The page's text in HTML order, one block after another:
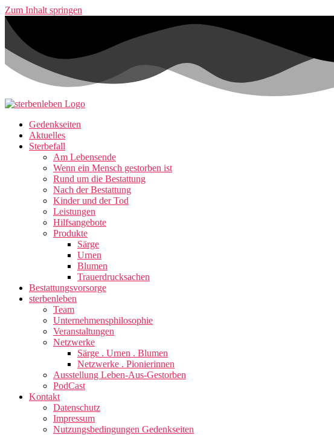
Zum Inhalt springen
Gedenkseiten
Aktuelles
Sterbefall
Am Lebensende
Wenn ein Mensch gestorben ist
Rund um die Bestattung
Nach der Bestattung
Kinder und der Tod
Leistungen
Hilfsangebote
Produkte
Särge
Urnen
Blumen
Trauerdrucksachen
Bestattungsvorsorge
sterbenleben
Team
Unternehmensphilosophie
Veranstaltungen
Netzwerke
Särge . Urnen . Blumen
Netzwerke . Pionierinnen
Ausstellung Leben-Aus-Gestorben
PodCast
Kontakt
Datenschutz
Impressum
Nutzungsbedingungen Gedenkseiten